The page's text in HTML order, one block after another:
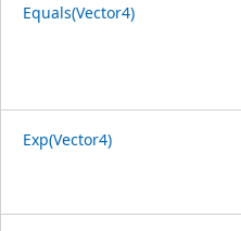
Equals(Vector4)
Exp(Vector4)